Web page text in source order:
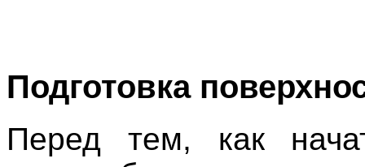
Подготовка
Перед тем, как